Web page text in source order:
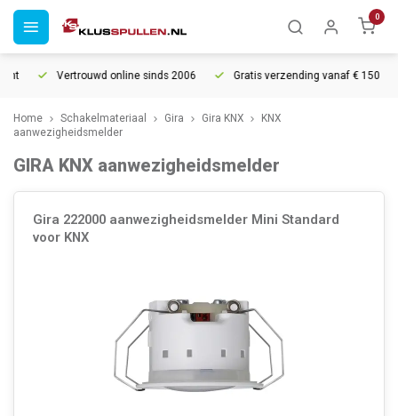
0
Vertrouwd online sinds 2006 Gratis verzending vanaf € 150
Home Schakelmateriaal Gira Gira KNX
KNX
aanwezigheidsmelder
GIRA KNX aanwezigheidsmelder
Gira 222000 aanwezigheidsmelder Mini Standard
voor KNX